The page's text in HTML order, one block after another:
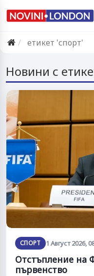
етикет 'спорт'
Новини с
СПОРТ 1 Август 2026,
Отстъпление на
първенство